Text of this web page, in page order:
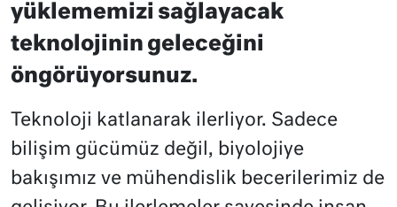
yüklememizi sağlayacak
teknolojinin geleceğini
öngörüyorsunuz.
Teknoloji katlanarak ilerliyor. Sadece
bilişim gücümüz değil, biyolojiye
bakışımız ve mühendislik becerilerimiz de